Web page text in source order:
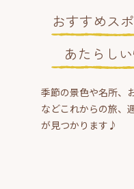
おすすめス
あたらし
季節の景色や名所、
などこれからの旅、
が見つかります♪